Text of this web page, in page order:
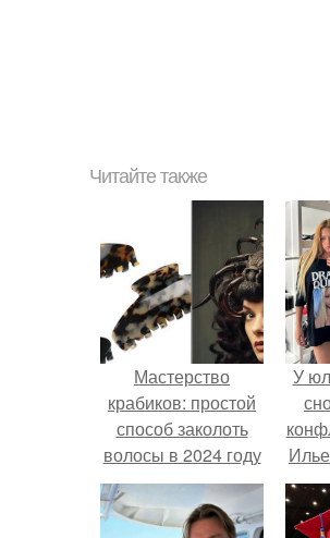
Читайте также
Мастерство
крабиков: простой
способ заколоть
волосы в 2024 году
У